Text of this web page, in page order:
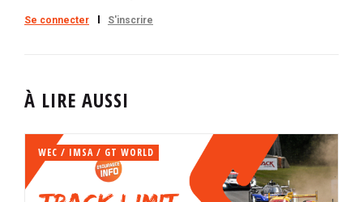
Se connecter S'inscrire
À LIRE AUSSI
WEC / IMSA / GT WORLD